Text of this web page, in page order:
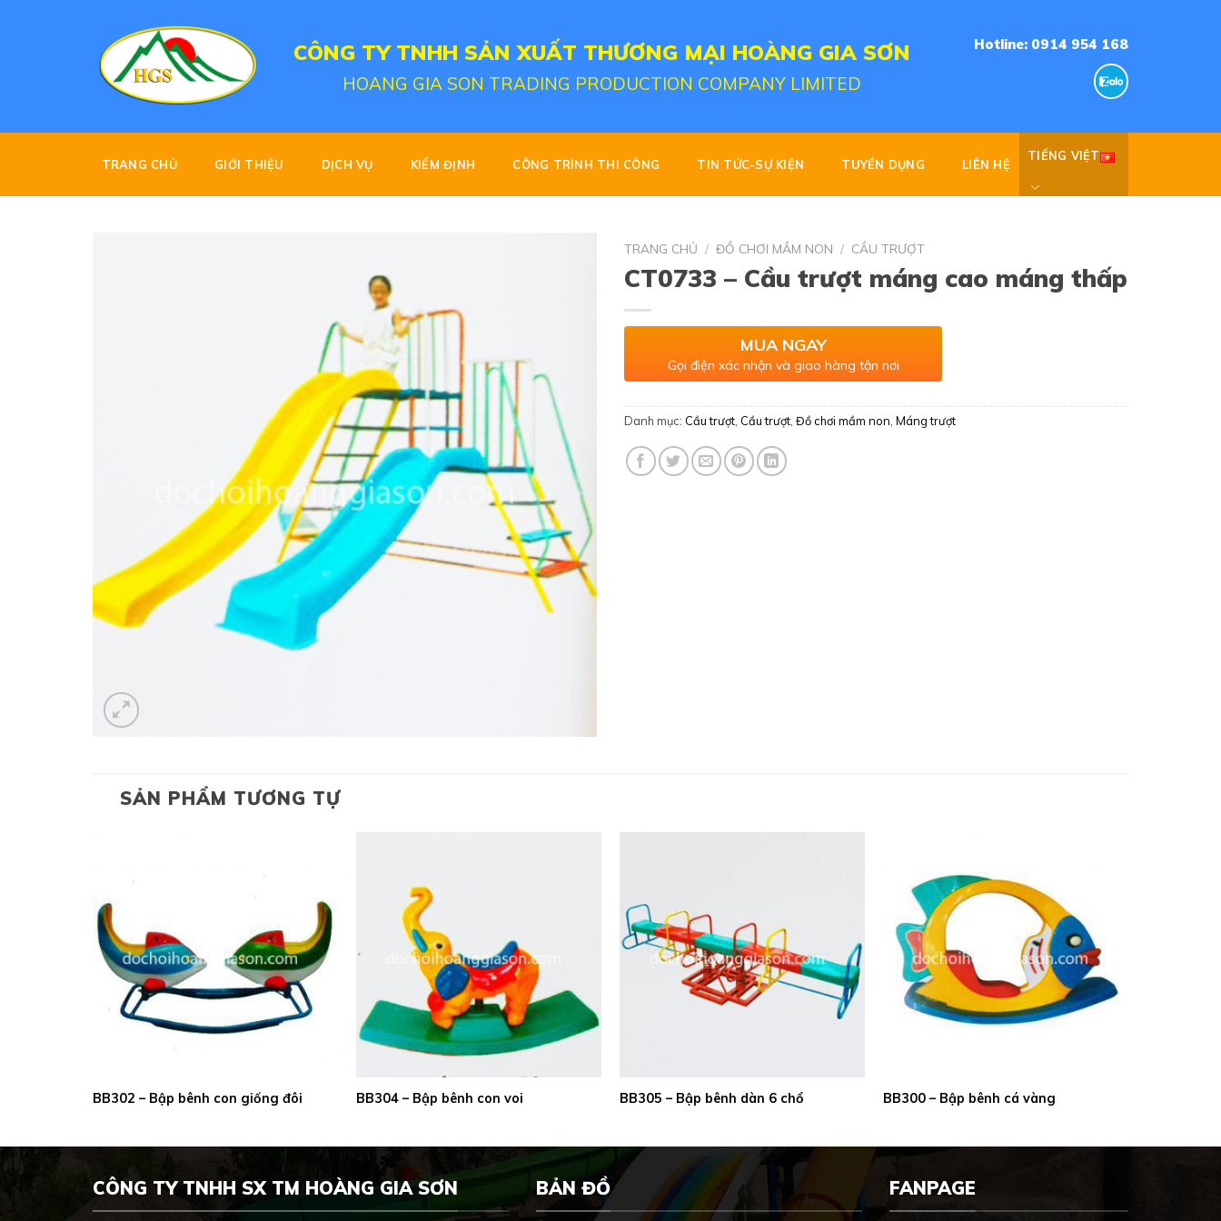
CÔNG TY TNHH SẢN XUẤT THƯƠNG MẠI HOÀNG GIA SƠN
HOANG GIA SON TRADING PRODUCTION COMPANY LIMITED
Hotline: 0914 954 168
TRANG CHỦ GIỚI THIỆU DỊCH VỤ KIỂM ĐỊNH CÔNG TRÌNH THI CÔNG TIN TỨC-SỰ KIỆN TUYỂN DỤNG LIÊN HỆ
TIẾNG VIỆT
TRANG CHỦ / ĐỒ CHƠI MẦM NON / CẦU TRƯỢT
CT0733 – Cầu trượt máng cao máng thấp
MUA NGAY
Gọi điện xác nhận và giao hàng tận nơi
Danh mục: Cầu trượt Cầu trượt Đồ chơi mầm non Máng trượt
SẢN PHẨM TƯƠNG TỰ
BB302 – Bập bênh con giống đôi BB304 – Bập bênh con voi BB305 – Bập bênh dàn 6 chổ BB300 – Bập bênh cá vàng
CÔNG TY TNHH SX TM HOÀNG GIA SƠN BẢN ĐỒ FANPAGE